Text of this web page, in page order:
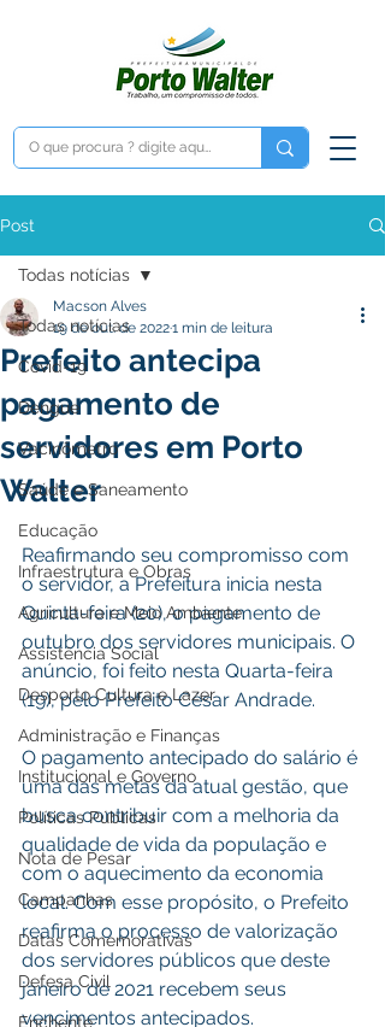
Post
Todas notícias
Covid-19
Dengue
Vacinômetro
Saúde e Saneamento
Educação
Infraestrutura e Obras
Agricultura e Meio Ambiente
Assistência Social
Desporto Cultura e Lazer
Administração e Finanças
Institucional e Governo
Políticas Públicas
Nota de Pesar
Campanhas
Datas Comemorativas
Defesa Civil
Enchente
Todas notícias
Prefeito antecipa
pagamento de
servidores em Porto
Walter
Macson Alves
19 de out. de 20221 min de leitura
Reafirmando seu compromisso com
o servidor, a Prefeitura inicia nesta
Quinta-feira (20), o pagamento de
outubro dos servidores municipais. O
anúncio, foi feito nesta Quarta-feira
(19), pelo Prefeito César Andrade.
O pagamento antecipado do salário é
uma das metas da atual gestão, que
busca contribuir com a melhoria da
qualidade de vida da população e
com o aquecimento da economia
local. Com esse propósito, o Prefeito
reafirma o processo de valorização
dos servidores públicos que deste
janeiro de 2021 recebem seus
vencimentos antecipados.